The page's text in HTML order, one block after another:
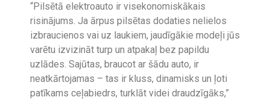
“Pilsētā elektroauto ir visekonomiskākais
risinājums. Ja ārpus pilsētas dodaties nelielos
izbraucienos vai uz laukiem, jaudīgākie modeļi jūs
varētu izvizināt turp un atpakaļ bez papildu
uzlādes. Sajūtas, braucot ar šādu auto, ir
neatkārtojamas – tas ir kluss, dinamisks un ļoti
patīkams ceļabiedrs, turklāt videi draudzīgāks,”